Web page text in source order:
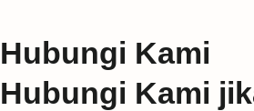
Hubungi Kami
Hubungi Kami